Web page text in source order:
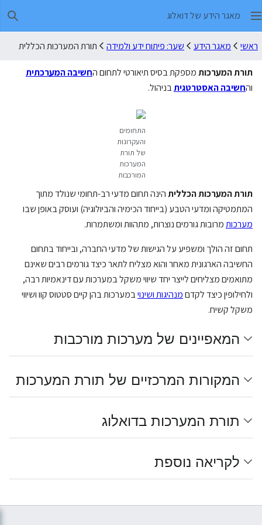
מאגר הידע של דואלוג
ראשי מאגר הידע שער: פיתוח ידע ולמידה תורת המערכות הכללית
תורת המערכותמספקת בסיס תיאורטי לתחום החשיבה המערכתית
והחשיבה האסטרטגיתבניהול.
התחומים
והעקרונות
של תורת
המערכות
המורכבות
תורת המערכות הכלליתהינה תחום מדעי רב-תחומי שנולד מתוך
המתמטיקה ומדעי הטבע (בייחוד הכימיה והביולוגיה) ועוסק באופן שבו
מערכותמרובות גורמים נוצרות, מתהוות ומשתמרות.
תחום זה הולך ומשפיע על הגישות של מדעי החברה, ובייחוד בתחום
החשיבה הארגונית מאחר והוא מצליח לתאר כיצד גורמים רבים שאינם
מתואמים מצליחים לייצר יחד שיווי משקל במערכות עם דינאמיות רבה,
ולחילופין כיצד לקדםמנהיגות ושינויבמערכות בהן קיים סטטוס קוו ושיווי
משקל קשיח.
המאפיינים של מערכות מורכבות
המקורות המרכזיים של תורת המערכות
תורת המערכות בדואלוג
לקריאה נוספת